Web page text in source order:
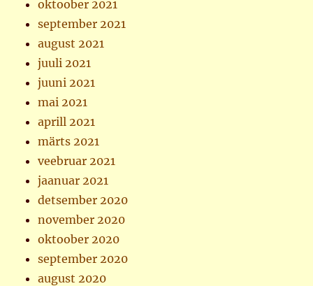
oktoober 2021
september 2021
august 2021
juuli 2021
juuni 2021
mai 2021
aprill 2021
märts 2021
veebruar 2021
jaanuar 2021
detsember 2020
november 2020
oktoober 2020
september 2020
august 2020